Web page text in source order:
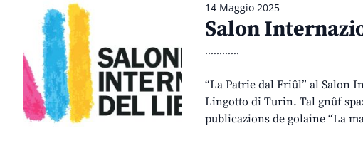
14 Maggio 2025
Salon
............
“La Patrie dal Friûl” al Salon
Lingotto di Turin. Tal gnûf
publicazions de golaine “La